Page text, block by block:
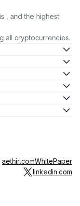
, and the highest
all cryptocurrencies.
aethir.comWhitePaper
linkedin.com